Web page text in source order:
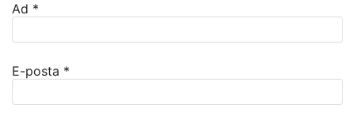
Ad *
E-posta *